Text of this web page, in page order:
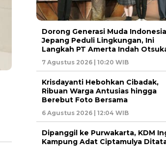
Dorong Generasi Muda
Jepang Peduli Lingkungan, Ini
Langkah PT Amerta Indah
7 Agustus 2026 | 10:20 WIB
Krisdayanti Hebohkan Cibadak,
Ribuan Warga Antusias hingga
Berebut Foto Bersama
6 Agustus 2026 | 12:04 WIB
Dipanggil ke Purwakarta, KDM
Kampung Adat Ciptamulya